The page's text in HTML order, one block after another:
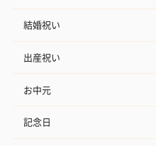
結婚祝い
出産祝い
お中元
記念日